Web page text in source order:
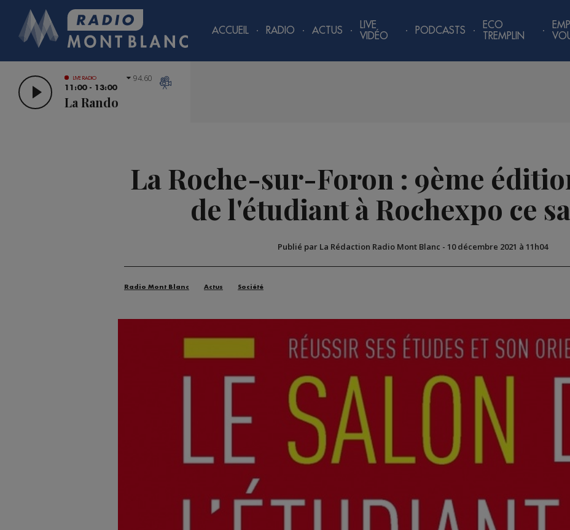
ACCUEIL RADIO ACTUS
LIVE
VIDÉO
PODCASTS
ECO
TREMPLIN
LIVE RADIO
11:00 - 13:00
La Rando
94.60
La Roche-sur-Foron : 9ème
de l'étudiant à Rochexpo ce
Publié par La Rédaction Radio Mont Blanc - 10 décembre 2021 à 11h04
Radio Mont Blanc Actus Société